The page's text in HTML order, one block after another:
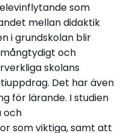
mellan didaktik och
i tre
som
mellan didaktik
i grundskolan blir
och
skolans
Det har även
för lärande. I studien
och
som viktiga, samt att